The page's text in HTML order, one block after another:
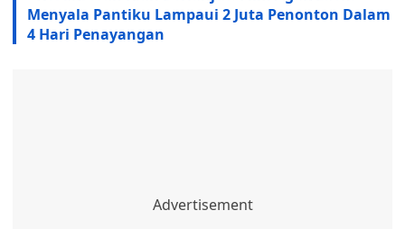
Menyala Pantiku Lampaui 2 Juta Penonton Dalam
4 Hari Penayangan